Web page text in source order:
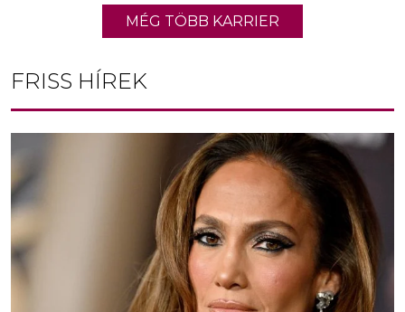
MÉG TÖBB KARRIER
FRISS HÍREK